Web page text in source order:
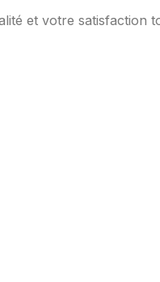
et votre satisfaction